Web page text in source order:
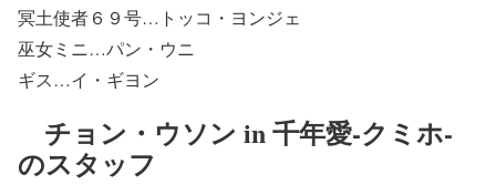
冥土使者６９号…トッコ・ヨンジェ
巫女ミニ…パン・ウニ
ギス…イ・ギヨン
チョン・ウソン in 千年愛-クミホ-
のスタッフ